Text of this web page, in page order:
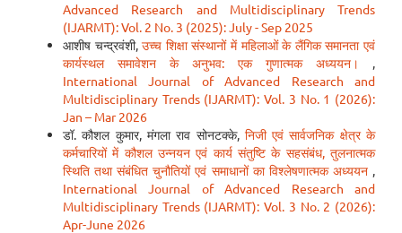
Advanced Research and Multidisciplinary Trends
(IJARMT): Vol. 2 No. 3 (2025): July - Sep 2025
आशीष चन्द्रवंशी,उच्च शिक्षा संस्थानों में महिलाओं के लैंगिक समानता एवं
कार्यस्थल समावेशन के अनुभव: एक गुणात्मक अध्ययन। ,
International Journal of Advanced Research and
Multidisciplinary Trends (IJARMT): Vol. 3 No. 1 (2026):
Jan – Mar 2026
डॉ. कौशल कुमार, मंगला राव सोनटक्के, निजी एवं सार्वजनिक क्षेत्र के
कर्मचारियों में कौशल उन्नयन एवं कार्य संतुष्टि के सहसंबंध, तुलनात्मक
स्थिति तथा संबंधित चुनौतियों एवं समाधानों का विश्लेषणात्मक अध्ययन ,
International Journal of Advanced Research and
Multidisciplinary Trends (IJARMT): Vol. 3 No. 2 (2026):
Apr-June 2026